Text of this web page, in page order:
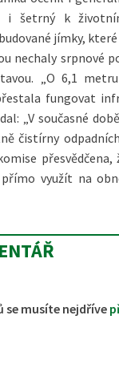
i šetrný k
jímky,
nechaly srpnové
„O 6,1
fungovat
„V současné
čistírny
využít na
musíte nejdříve